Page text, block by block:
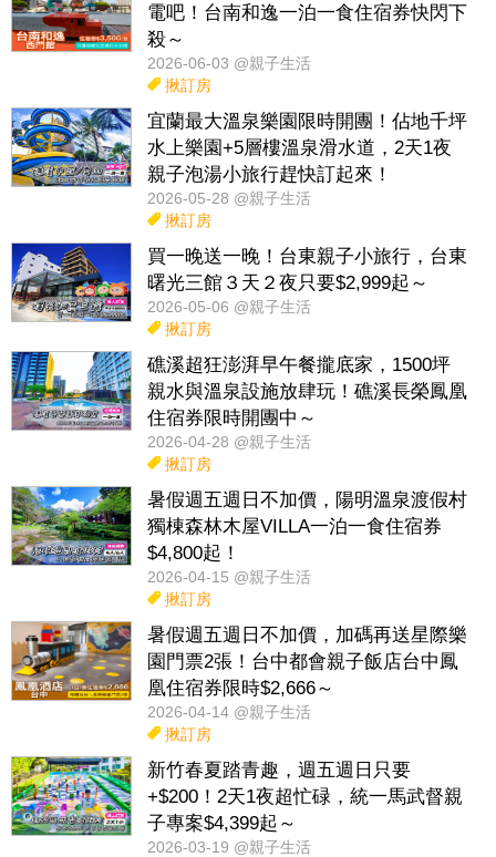
電吧！台南和逸一泊一食住宿券快閃下
殺～
2026-06-03 @親子生活
揪訂房
宜蘭最大溫泉樂園限時開團！佔地千坪
水上樂園+5層樓溫泉滑水道，2天1夜
親子泡湯小旅行趕快訂起來！
2026-05-28 @親子生活
揪訂房
買一晚送一晚！台東親子小旅行，台東
曙光三館３天２夜只要$2,999起～
2026-05-06 @親子生活
揪訂房
礁溪超狂澎湃早午餐攏底家，1500坪
親水與溫泉設施放肆玩！礁溪長榮鳳凰
住宿券限時開團中～
2026-04-28 @親子生活
揪訂房
暑假週五週日不加價，陽明溫泉渡假村
獨棟森林木屋VILLA一泊一食住宿券
$4,800起！
2026-04-15 @親子生活
揪訂房
暑假週五週日不加價，加碼再送星際樂
園門票2張！台中都會親子飯店台中鳳
凰住宿券限時$2,666～
2026-04-14 @親子生活
揪訂房
新竹春夏踏青趣，週五週日只要
+$200！2天1夜超忙碌，統一馬武督親
子專案$4,399起～
2026-03-19 @親子生活